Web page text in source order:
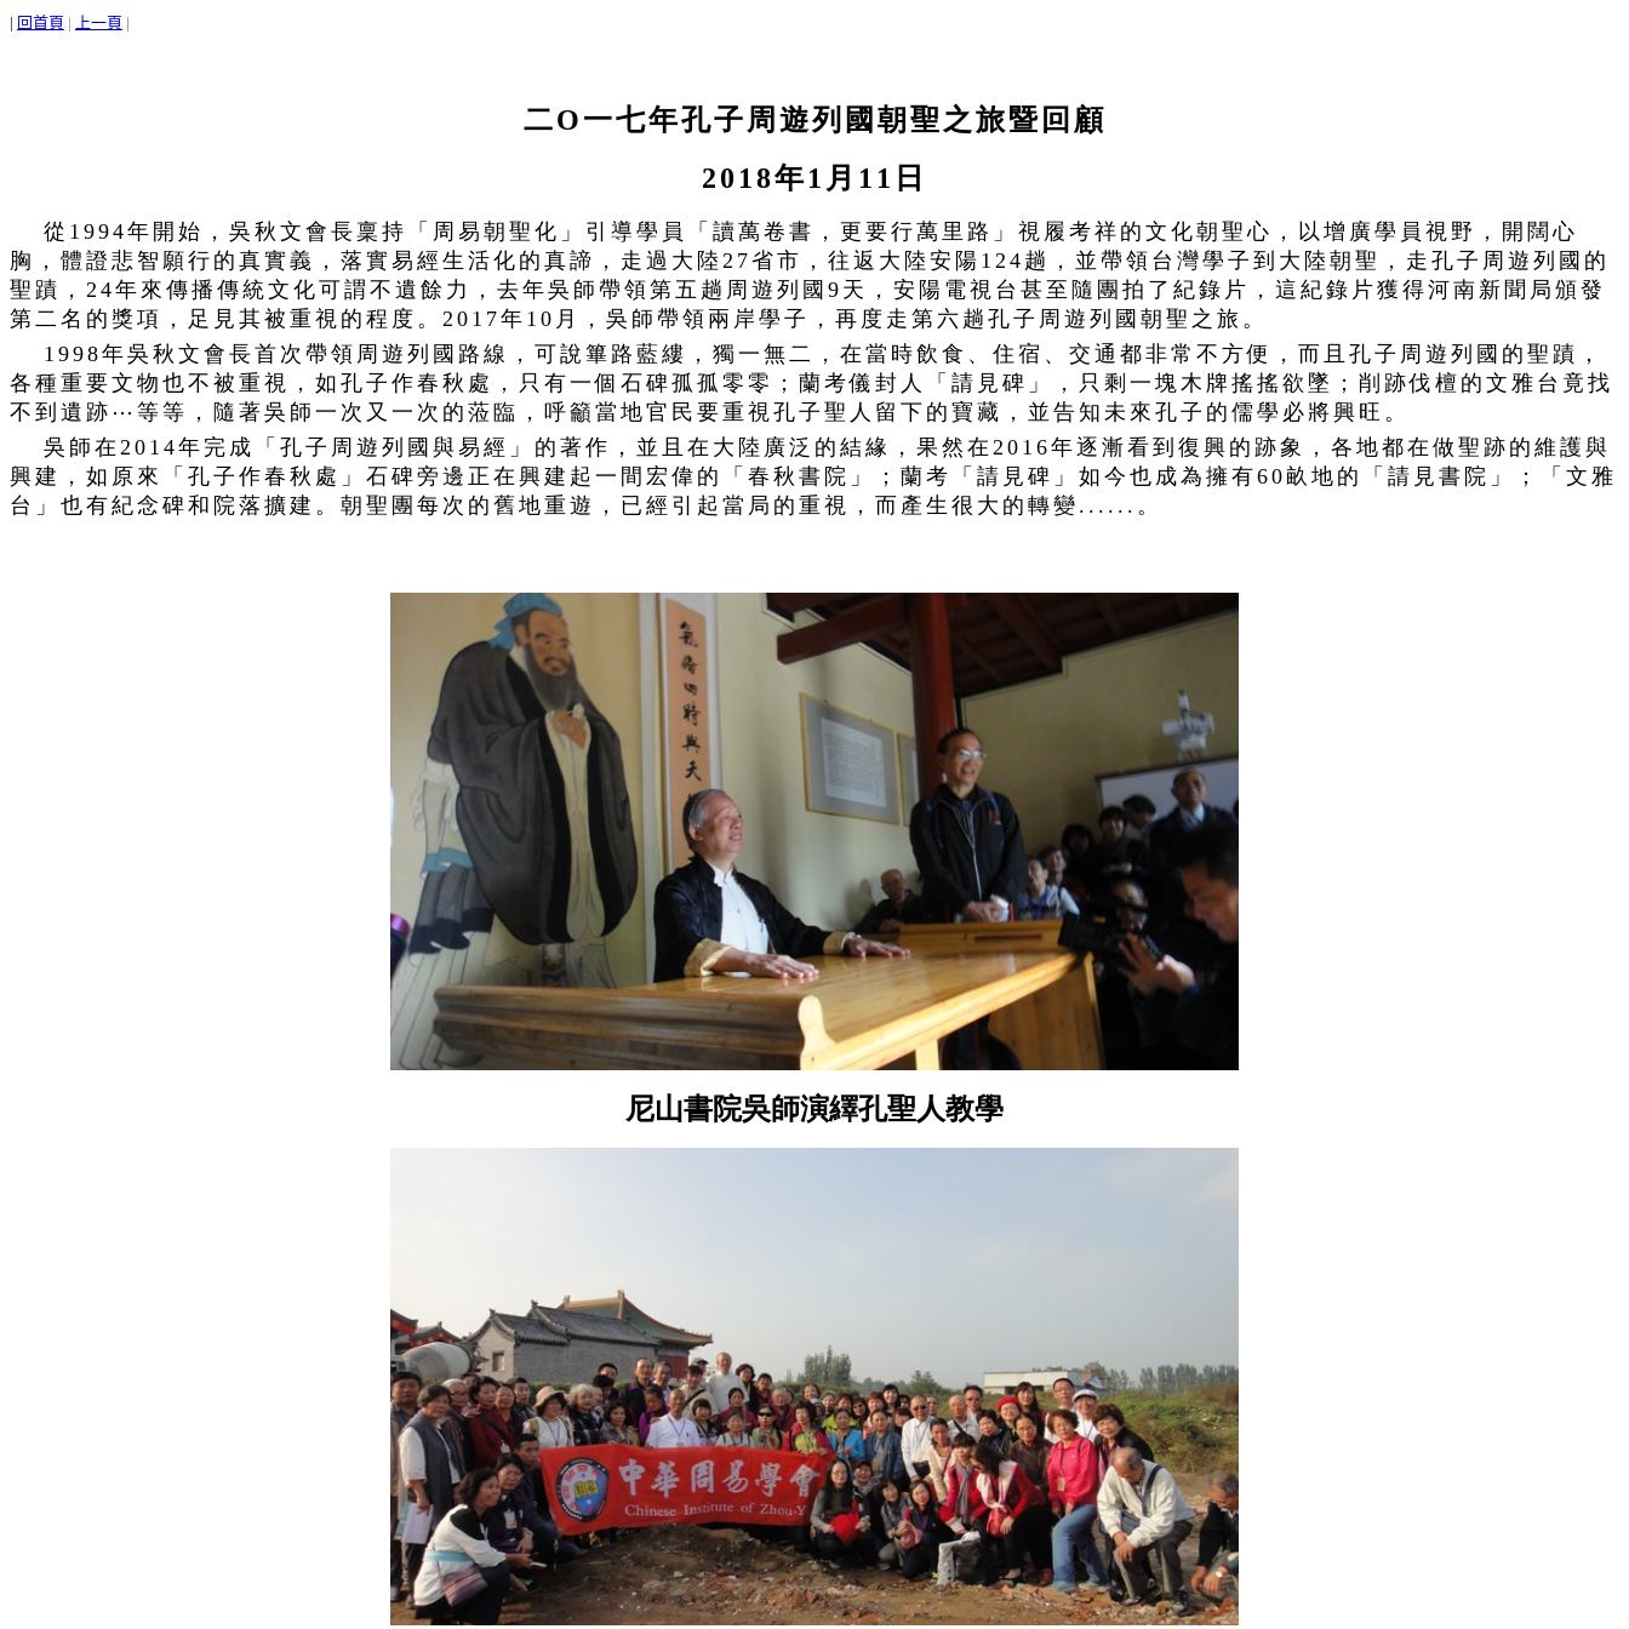
| 回首頁 | 上一頁 |
二O一七年孔子周遊列國朝聖之旅暨回顧
2018年1月11日
從1994年開始，吳秋文會長稟持「周易朝聖化」引導學員「讀萬卷書，更要行萬里路」視履考祥的文化朝聖心，以增廣學員視野，開闊心
胸，體證悲智願行的真實義，落實易經生活化的真諦，走過大陸27省市，往返大陸安陽124趟，並帶領台灣學子到大陸朝聖，走孔子周遊列國的
聖蹟，24年來傳播傳統文化可謂不遺餘力，去年吳師帶領第五趟周遊列國9天，安陽電視台甚至隨團拍了紀錄片，這紀錄片獲得河南新聞局頒發
第二名的獎項，足見其被重視的程度。2017年10月，吳師帶領兩岸學子，再度走第六趟孔子周遊列國朝聖之旅。
1998年吳秋文會長首次帶領周遊列國路線，可說篳路藍縷，獨一無二，在當時飲食、住宿、交通都非常不方便，而且孔子周遊列國的聖蹟，
各種重要文物也不被重視，如孔子作春秋處，只有一個石碑孤孤零零；蘭考儀封人「請見碑」，只剩一塊木牌搖搖欲墜；削跡伐檀的文雅台竟找
不到遺跡⋯等等，隨著吳師一次又一次的蒞臨，呼籲當地官民要重視孔子聖人留下的寶藏，並告知未來孔子的儒學必將興旺。
吳師在2014年完成「孔子周遊列國與易經」的著作，並且在大陸廣泛的結緣，果然在2016年逐漸看到復興的跡象，各地都在做聖跡的維護與
興建，如原來「孔子作春秋處」石碑旁邊正在興建起一間宏偉的「春秋書院」；蘭考「請見碑」如今也成為擁有60畝地的「請見書院」；「文雅
台」也有紀念碑和院落擴建。朝聖團每次的舊地重遊，已經引起當局的重視，而產生很大的轉變......。
尼山書院吳師演繹孔聖人教學